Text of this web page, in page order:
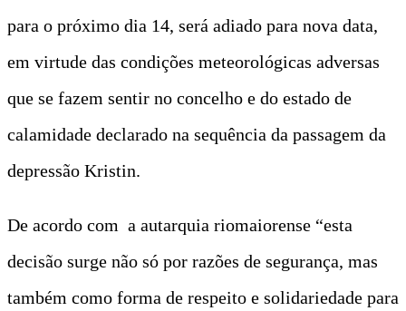
para o próximo dia 14, será adiado para nova data,
em virtude das condições meteorológicas adversas
que se fazem sentir no concelho e do estado de
calamidade declarado na sequência da passagem da
depressão Kristin.
De acordo com a autarquia riomaiorense “esta
decisão surge não só por razões de segurança, mas
também como forma de respeito e solidariedade para